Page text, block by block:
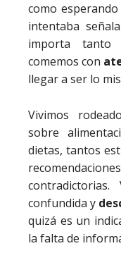
como
intentaba
importa tanto
comemos con
llegar a ser lo
Vivimos
sobre
dietas, tantos
confundida y
quizá es un
la falta de